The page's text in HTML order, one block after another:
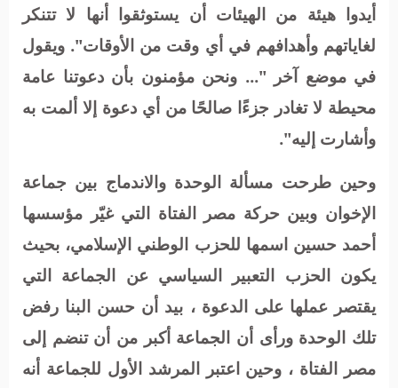
أيدوا هيئة من الهيئات أن يستوثقوا أنها لا تتنكر
لغاياتهم وأهدافهم في أي وقت من الأوقات". ويقول
في موضع آخر "... ونحن مؤمنون بأن دعوتنا عامة
محيطة لا تغادر جزءًا صالحًا من أي دعوة إلا ألمت به
وأشارت إليه".
وحين طرحت مسألة الوحدة والاندماج بين جماعة
الإخوان وبين حركة مصر الفتاة التي غيّر مؤسسها
أحمد حسين اسمها للحزب الوطني الإسلامي، بحيث
يكون الحزب التعبير السياسي عن الجماعة التي
يقتصر عملها على الدعوة ، بيد أن حسن البنا رفض
تلك الوحدة ورأى أن الجماعة أكبر من أن تنضم إلى
مصر الفتاة ، وحين اعتبر المرشد الأول للجماعة أنه